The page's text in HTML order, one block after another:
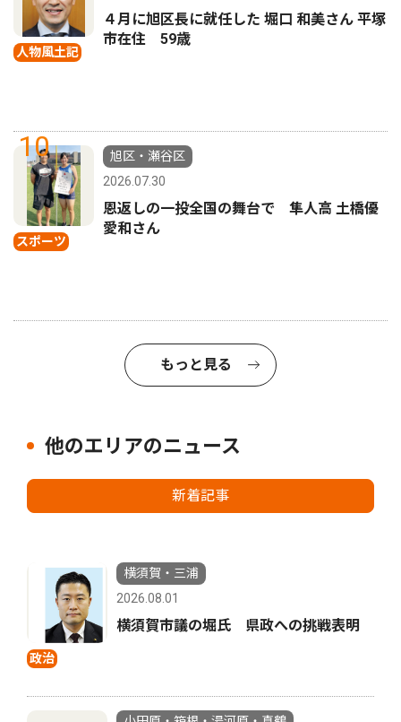
人物風土記
４月に旭区長に就任した 堀口 和美さん 平塚
市在住 59歳
10
スポーツ
旭区・瀬谷区
2026.07.30
恩返しの一投全国の舞台で 隼人高 土橋優
愛和さん
もっと見る
他のエリアのニュース
新着記事
政治
横須賀・三浦
2026.08.01
横須賀市議の堀氏 県政への挑戦表明